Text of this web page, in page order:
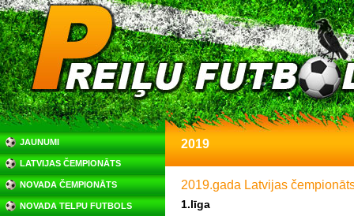
JAUNUMI
LATVIJAS ČEMPIONĀTS
NOVADA ČEMPIONĀTS
NOVADA TELPU FUTBOLS
2019
2019.gada Latvijas
1.līga